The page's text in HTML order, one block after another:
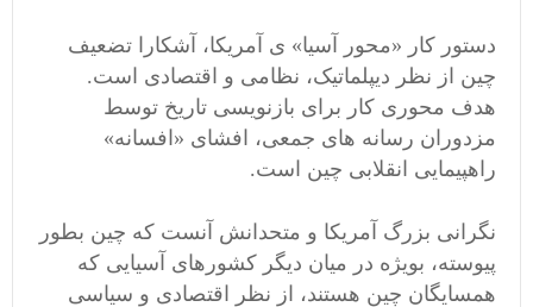
دستور کار «محور آسیا» ی آمریکا، آشکارا تضعیف
چین از نظر دیپلماتیک، نظامی و اقتصادی است.
هدف محوری کار برای بازنویسی تاریخ توسط
مزدوران رسانه های جمعی، افشای «افسانه»
راهپیمایی انقلابی چین است.
نگرانی بزرگ آمریکا و متحدانش آنست که چین بطور
پیوسته، بویژه در میان دیگر کشورهای آسیایی که
همسایگان چین هستند، از نظر اقتصادی و سیاسی